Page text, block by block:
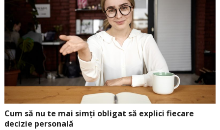
Cum să nu te mai simți obligat să explici fiecare
decizie personală